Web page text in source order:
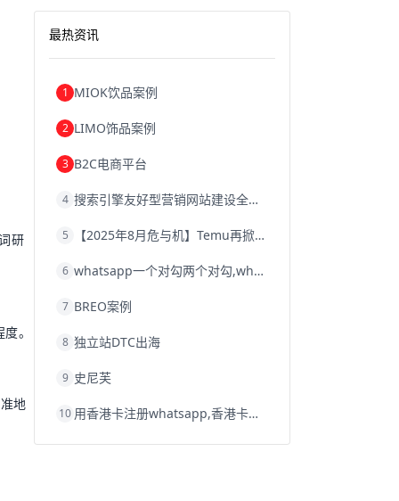
研
。
地
跨境电商教程
独立站跨境电商跨境电商独立站
跨境电商erp西安跨境电商
沈阳跨境电商跨境电商服务平台
跨境电商网店跨境电商物流模式
跨境电商结算浙江跨境电商
跨境电商优势跨境电商的优势seo运营
whatsapp群发
最热资讯
1 MIOK饮品案例
2 LIMO饰品案例
3 B2C电商平台
4 搜索引擎友好型营销网站建设全攻略
5 【2025年8月危与机】Temu再掀封店风暴，独立站才是跨境卖家的避险通道
6 whatsapp一个对勾两个对勾,whatsapp对勾代表什么意思
7 BREO案例
8 独立站DTC出海
9 史尼芙
10 用香港卡注册whatsapp,香港卡不能注册whatsapp